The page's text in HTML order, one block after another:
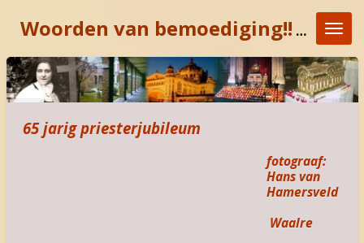
direct
de
hoofdinhoud
Woorden van bemoediging!!"KOM
65 jarig priesterjubileum
fotograaf:
Hans van
Hamersveld
Waalre